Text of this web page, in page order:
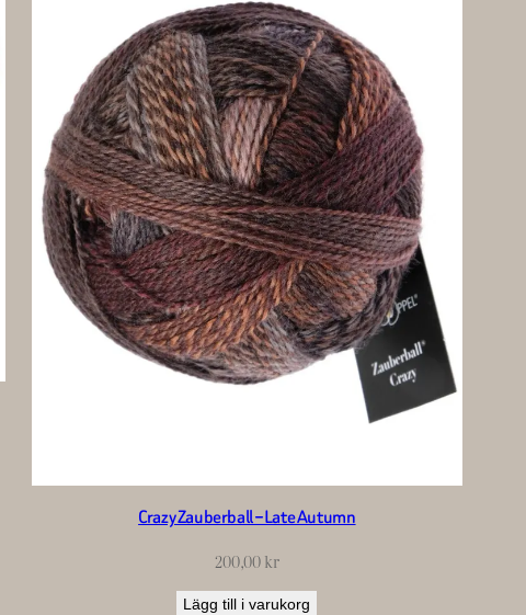
Crazy Zauberball – Late Autumn
200,00kr
Lägg till i varukorg